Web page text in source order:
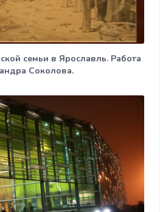
семьи в Ярославль. Работа
Соколова.